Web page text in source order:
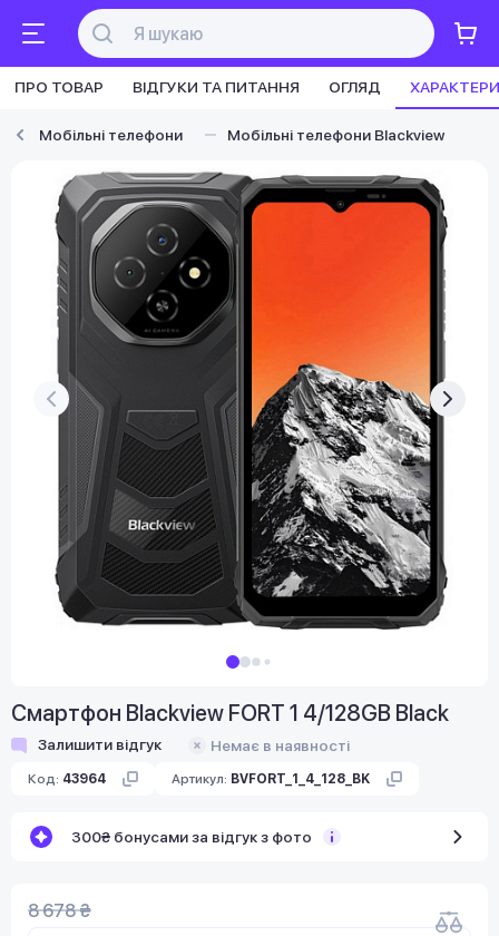
ПРО ТОВАР ВІДГУКИ ТА ПИТАННЯ ОГЛЯД
Мобільні телефони Мобільні телефони Blackview
Смартфон Blackview FORT 1 4/128GB Black
Залишити відгук Немає в наявності
Код: 43964 Артикул: BVFORT_1_4_128_BK
300₴ бонусами за відгук з фото
8 678 ₴